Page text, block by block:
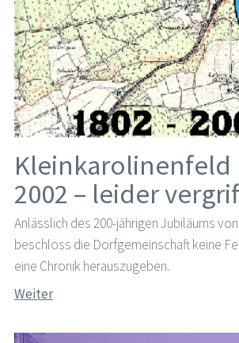
Kleinkarolinenfeld
2002 – leider
Anlässlich des 200-jährigen Jubiläums
beschloss die Dorfgemeinschaft keine
eine Chronik herauszugeben.
Weiter